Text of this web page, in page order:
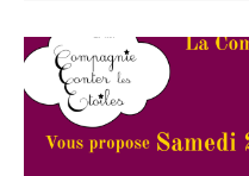
La Compagnie Conter les
et complices à venir
pour votre plus grand